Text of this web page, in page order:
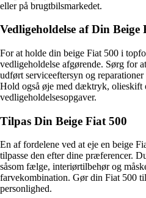
eller på brugtbilsmarkedet.
Vedligeholdelse af Din Beige
For at holde din beige Fiat 500 i
vedligeholdelse afgørende. Sørg for
udført serviceeftersyn og
Hold også øje med dæktryk, olieskift
vedligeholdelsesopgaver.
Tilpas Din Beige Fiat 500
En af fordelene ved at eje en beige
tilpasse den efter dine præferencer.
såsom fælge, interiørtilbehør og
farvekombination. Gør din Fiat 500
personlighed.